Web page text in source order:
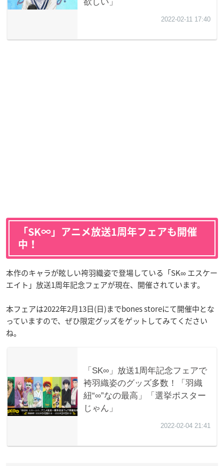
「SK∞」アニメ放送1周年フェアも開催
中！
本作のキャラが眩しい袴羽織姿で登場している「SK∞ エスケー
エイト」放送1周年記念フェアが現在、開催されています。
本フェアは2022年2月13日(日)までbones storeにて開催中とな
っていますので、ぜひ限定グッズをゲットしてみてください
ね。